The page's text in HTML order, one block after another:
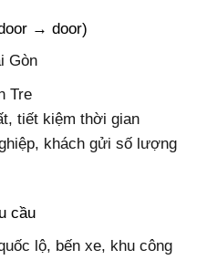
→ door)
Gòn
Tre
tiết kiệm thời gian
khách gửi số lượng
cầu
lộ, bến xe, khu công